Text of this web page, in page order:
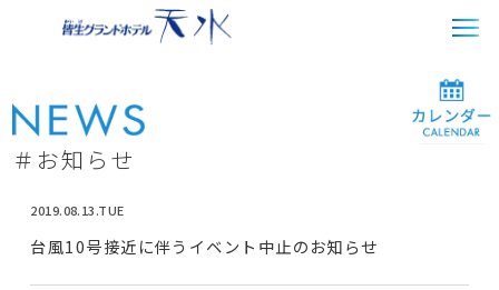
＃お知らせ
2019.08.13.TUE
台風10号接近に伴うイベント中止のお知らせ